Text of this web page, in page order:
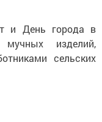
и День города в
изделий,
сельских